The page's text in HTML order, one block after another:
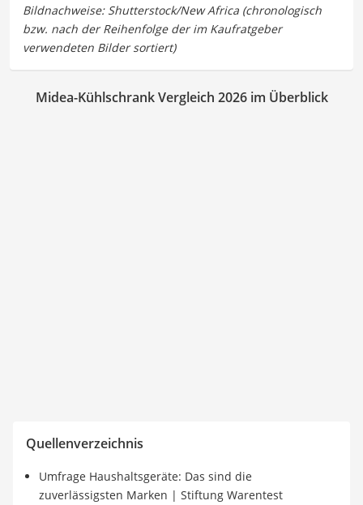
Midea-Kühlschrank Vergleich 2026 im Überblick
Quellenverzeichnis
Umfrage Haushaltsgeräte: Das sind die
zuverlässigsten Marken | Stiftung Warentest